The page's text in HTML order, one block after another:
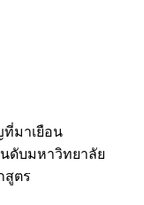
มาเยือน
ดับมหาวิทยาลัย
สูตร